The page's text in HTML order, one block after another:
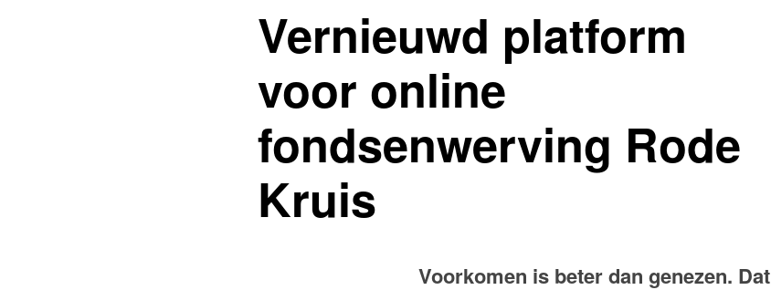
Vernieuwd platform
voor online
fondsenwerving Rode
Kruis
Voorkomen is beter dan genezen. Dat